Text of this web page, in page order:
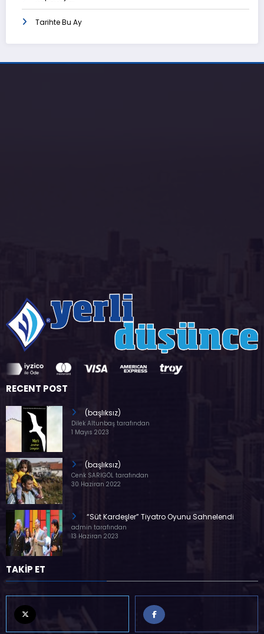
Tarihte Bu Ay
RECENT POST
(başlıksız)
Dilek Altunbaş tarafından
1 Mayıs 2023
(başlıksız)
Cenk SARIGÖL tarafından
30 Haziran 2022
“Süt Kardeşler” Tiyatro Oyunu Sahnelendi
admin tarafından
13 Haziran 2023
TAKİP ET